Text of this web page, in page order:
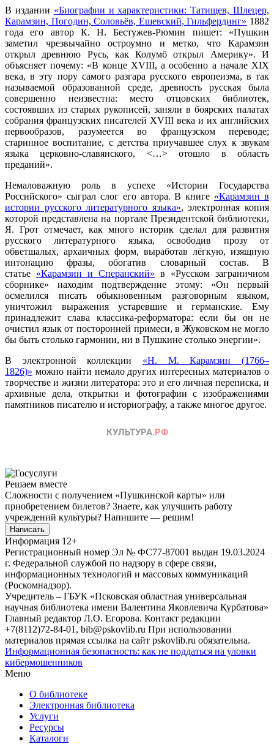
В издании «Биографии и характеристики: Татищев, Шлецер,
Карамзин, Погодин, Соловьёв, Ешевский, Гильфердинг» 1882
года его автор К. Н. Бестужев-Рюмин пишет: «Пушкин
заметил чрезвычайно остроумно и метко, что Карамзин
открыл древнюю Русь, как Колумб открыл Америку». И
объясняет почему: «В конце XVIII, а особенно а начале XIX
века, в эту пору самого разгара русского европеизма, в так
называемой образованной среде, древность русская была
совершенно неизвестна: место отцовских библиотек,
состоявших из старых рукописей, заняли в боярских палатах
собрания французских писателей XVIII века и их английских
первообразов, разумеется во французском переводе;
старинное воспитание, с детства приучавшее слух к звукам
языка церковно-славянского, <…> отошло в область
преданий».
Немаловажную роль в успехе «Истории Государства
Российского» сыграл слог его автора. В книге «Карамзин в
истории русского литературного языка», электронная копия
которой представлена на портале Президентской библиотеки,
Я. Грот отмечает, как много историк сделал для развития
русского литературного языка, освободив прозу от
обветшалых, архаичных форм, выработав лёгкую, изящную
интонацию фразы, обогатив словарный состав. В
статье «Карамзин и Сперанский» в «Русском заграничном
сборнике» находим подтверждение этому: «Он первый
осмелился писать обыкновенным разговорным языком,
уничтожил выражения устаревшие и германские. Ему
принадлежит слава классика-реформатора: если бы он не
очистил язык от посторонней примеси, в Жуковском не могло
бы быть столько гармонии, ни в Пушкине столько энергии».
В электронной коллекции «Н. М. Карамзин (1766–
1826)» можно найти немало других интересных материалов о
творчестве и жизни литератора: это и его личная переписка, и
архивные дела, открытки и фотографии с изображениями
памятников писателю и историографу, а также многое другое.
Решаем вместе
Сложности с получением «Пушкинской карты» или
приобретением билетов? Знаете, как улучшить работу
учреждений культуры? Напишите — решим!
Написать
Информация 12+
Регистрационный номер Эл № ФС77-87001 выдан 19.03.2024
г. Федеральной службой по надзору в сфере связи,
информационных технологий и массовых коммуникаций
(Роскомнадзор).
Учредитель – ГБУК «Псковская областная универсальная
научная библиотека имени Валентина Яковлевича Курбатова»
Главный редактор Л.О. Егорова. Контакт редакции
+7(8112)72-84-01, bib@pskovlib.ru При использовании
материалов прямая ссылка на сайт pskovlib.ru обязательна.
Информационная безопасность: как не поддаться на уловки
кибермошенников
Меню
О библиотеке
Электронная библиотека
Услуги
Ресурсы
Каталоги